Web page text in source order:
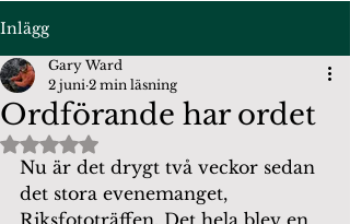
Inlägg
Ordförande har ordet
Gary Ward
2 juni 2 min läsning
Betygsatt till NaN av 5 stjärnor.
Nu är det drygt två veckor sedan
det stora evenemanget,
Riksfototräffen. Det hela blev en